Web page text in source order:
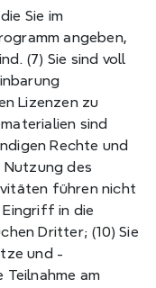
Sie im
angeben,
(7) Sie sind voll
Lizenzen zu
sind
Rechte und
Nutzung des
führen nicht
Eingriff in die
Dritter; (10) Sie
und -
Teilnahme am